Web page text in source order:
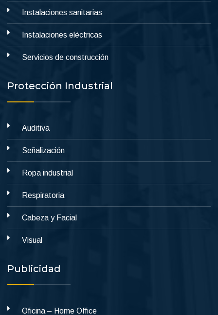
Instalaciones sanitarias
Instalaciones eléctricas
Servicios de construcción
Protección Industrial
Auditiva
Señalización
Ropa industrial
Respiratoria
Cabeza y Facial
Visual
Publicidad
Oficina – Home Office